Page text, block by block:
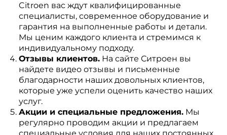
Citroen вас ждут квалифицированные
специалисты, современное оборудование и
гарантия на выполненные работы и детали.
Мы ценим каждого клиента и стремимся к
индивидуальному подходу.
Отзывы клиентов.На сайте Ситроен вы
найдете видео отзывы и письменные
благодарности наших довольных клиентов,
которые уже успели оценить качество наших
услуг.
Акции и специальные предложения.Мы
регулярно проводим акции и предлагаем